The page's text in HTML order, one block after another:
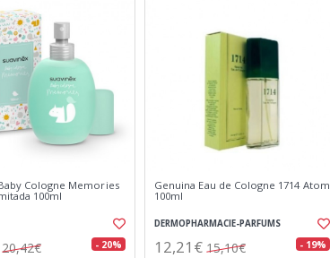
Cologne Memories
100ml
20,42€ - 20%
Genuina Eau de Cologne 1714 Atom
100ml
DERMOPHARMACIE-PARFUMS
12,21€ 15,10€ - 19%